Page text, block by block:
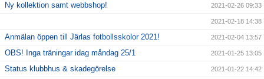
Ny kollektion samt webbshop! 2021-02-26 09:33
2021-02-18 14:38
Anmälan öppen till Järlas fotbollsskolor 2021! 2021-02-04 13:57
OBS! Inga träningar idag måndag 25/1 2021-01-25 13:05
Status klubbhus & skadegörelse 2021-01-22 14:42